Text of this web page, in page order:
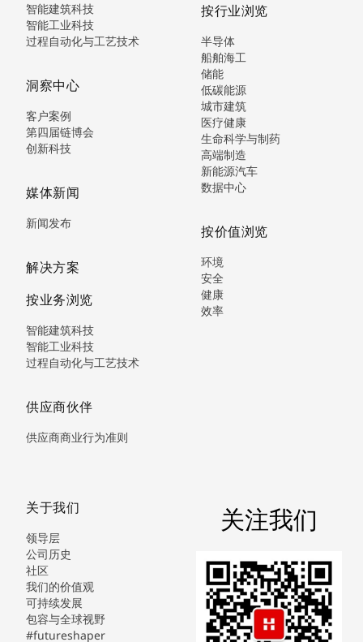
智能建筑科技
智能工业科技
过程自动化与工艺技术
洞察中心
客户案例
第四届链博会
创新科技
媒体新闻
新闻发布
解决方案
按业务浏览
智能建筑科技
智能工业科技
过程自动化与工艺技术
供应商伙伴
供应商商业行为准则
按行业浏览
半导体
船舶海工
储能
低碳能源
城市建筑
医疗健康
生命科学与制药
高端制造
新能源汽车
数据中心
按价值浏览
环境
安全
健康
效率
关于我们
领导层
公司历史
社区
我们的价值观
可持续发展
包容与全球视野
#futureshaper
关注我们